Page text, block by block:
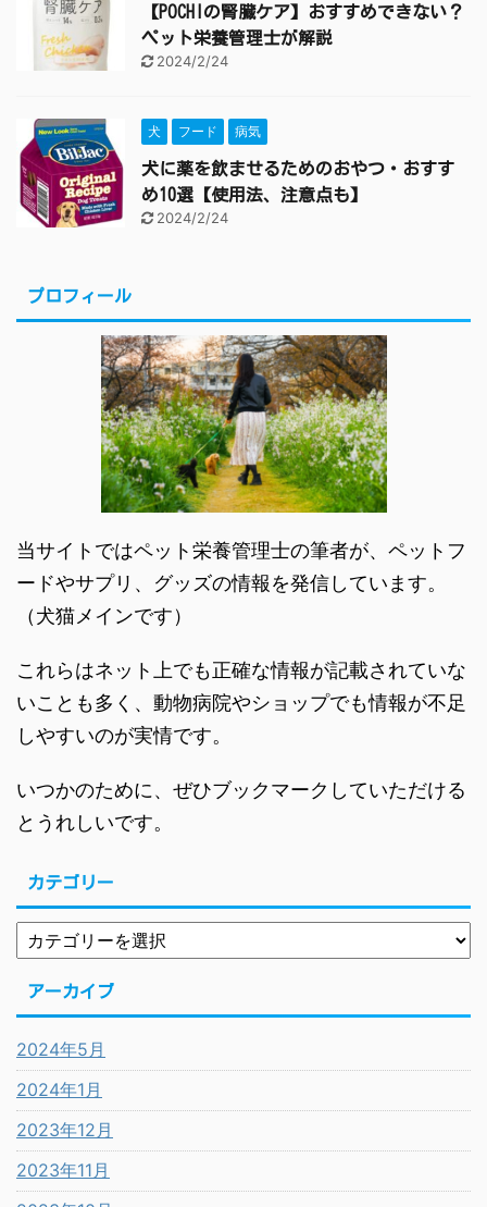
【POCHIの腎臓ケア】おすすめできない？
ペット栄養管理士が解説
2024/2/24
犬 フード 病気
犬に薬を飲ませるためのおやつ・おすす
め10選【使用法、注意点も】
2024/2/24
プロフィール
当サイトではペット栄養管理士の筆者が、ペットフ
ードやサプリ、グッズの情報を発信しています。
（犬猫メインです）
これらはネット上でも正確な情報が記載されていな
いことも多く、動物病院やショップでも情報が不足
しやすいのが実情です。
いつかのために、ぜひブックマークしていただける
とうれしいです。
カテゴリー
アーカイブ
2024年5月
2024年1月
2023年12月
2023年11月